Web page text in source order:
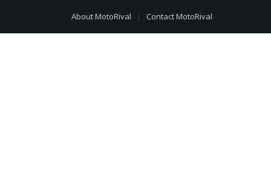
About MotoRival Contact MotoRival